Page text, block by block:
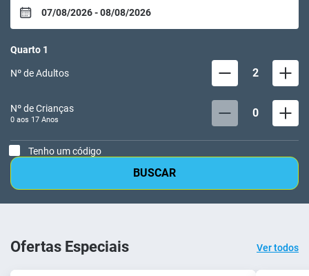
Quarto 1
Nº de Adultos 2
Nº de Crianças
0 aos 17 Anos 0
Tenho um código
BUSCAR
Ofertas Especiais Ver todos